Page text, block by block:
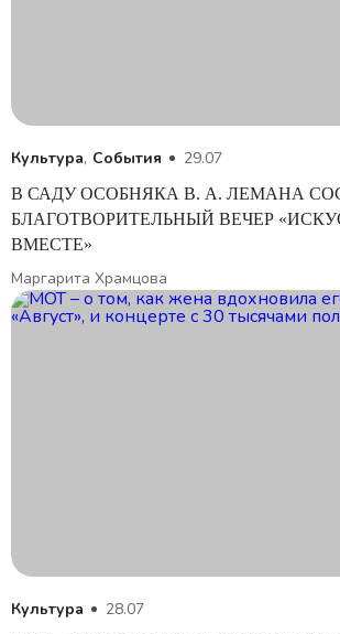
Культура, События 29.07
В САДУ ОСОБНЯКА В. А. ЛЕМАНА
БЛАГОТВОРИТЕЛЬНЫЙ ВЕЧЕР
ВМЕСТЕ»
Маргарита Храмцова
Культура 28.07